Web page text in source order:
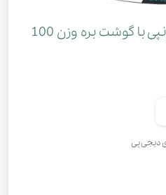
تشویقی سگ سوسیسی ونپی با گوشت بره وزن 100